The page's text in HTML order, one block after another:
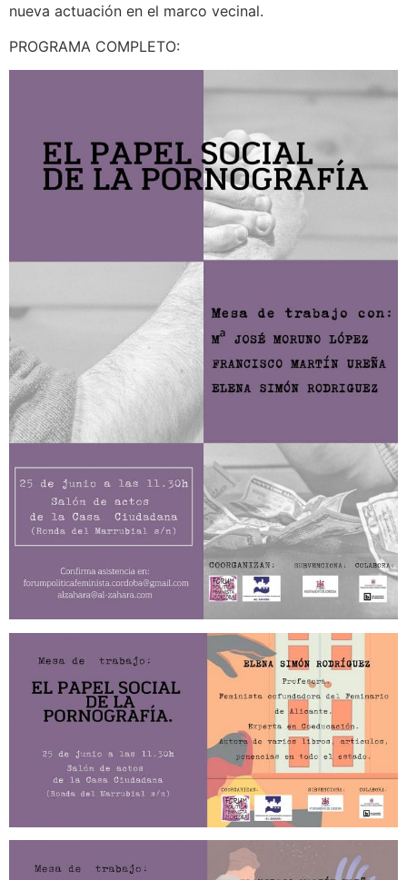
nueva actuación en el marco vecinal.
PROGRAMA COMPLETO: